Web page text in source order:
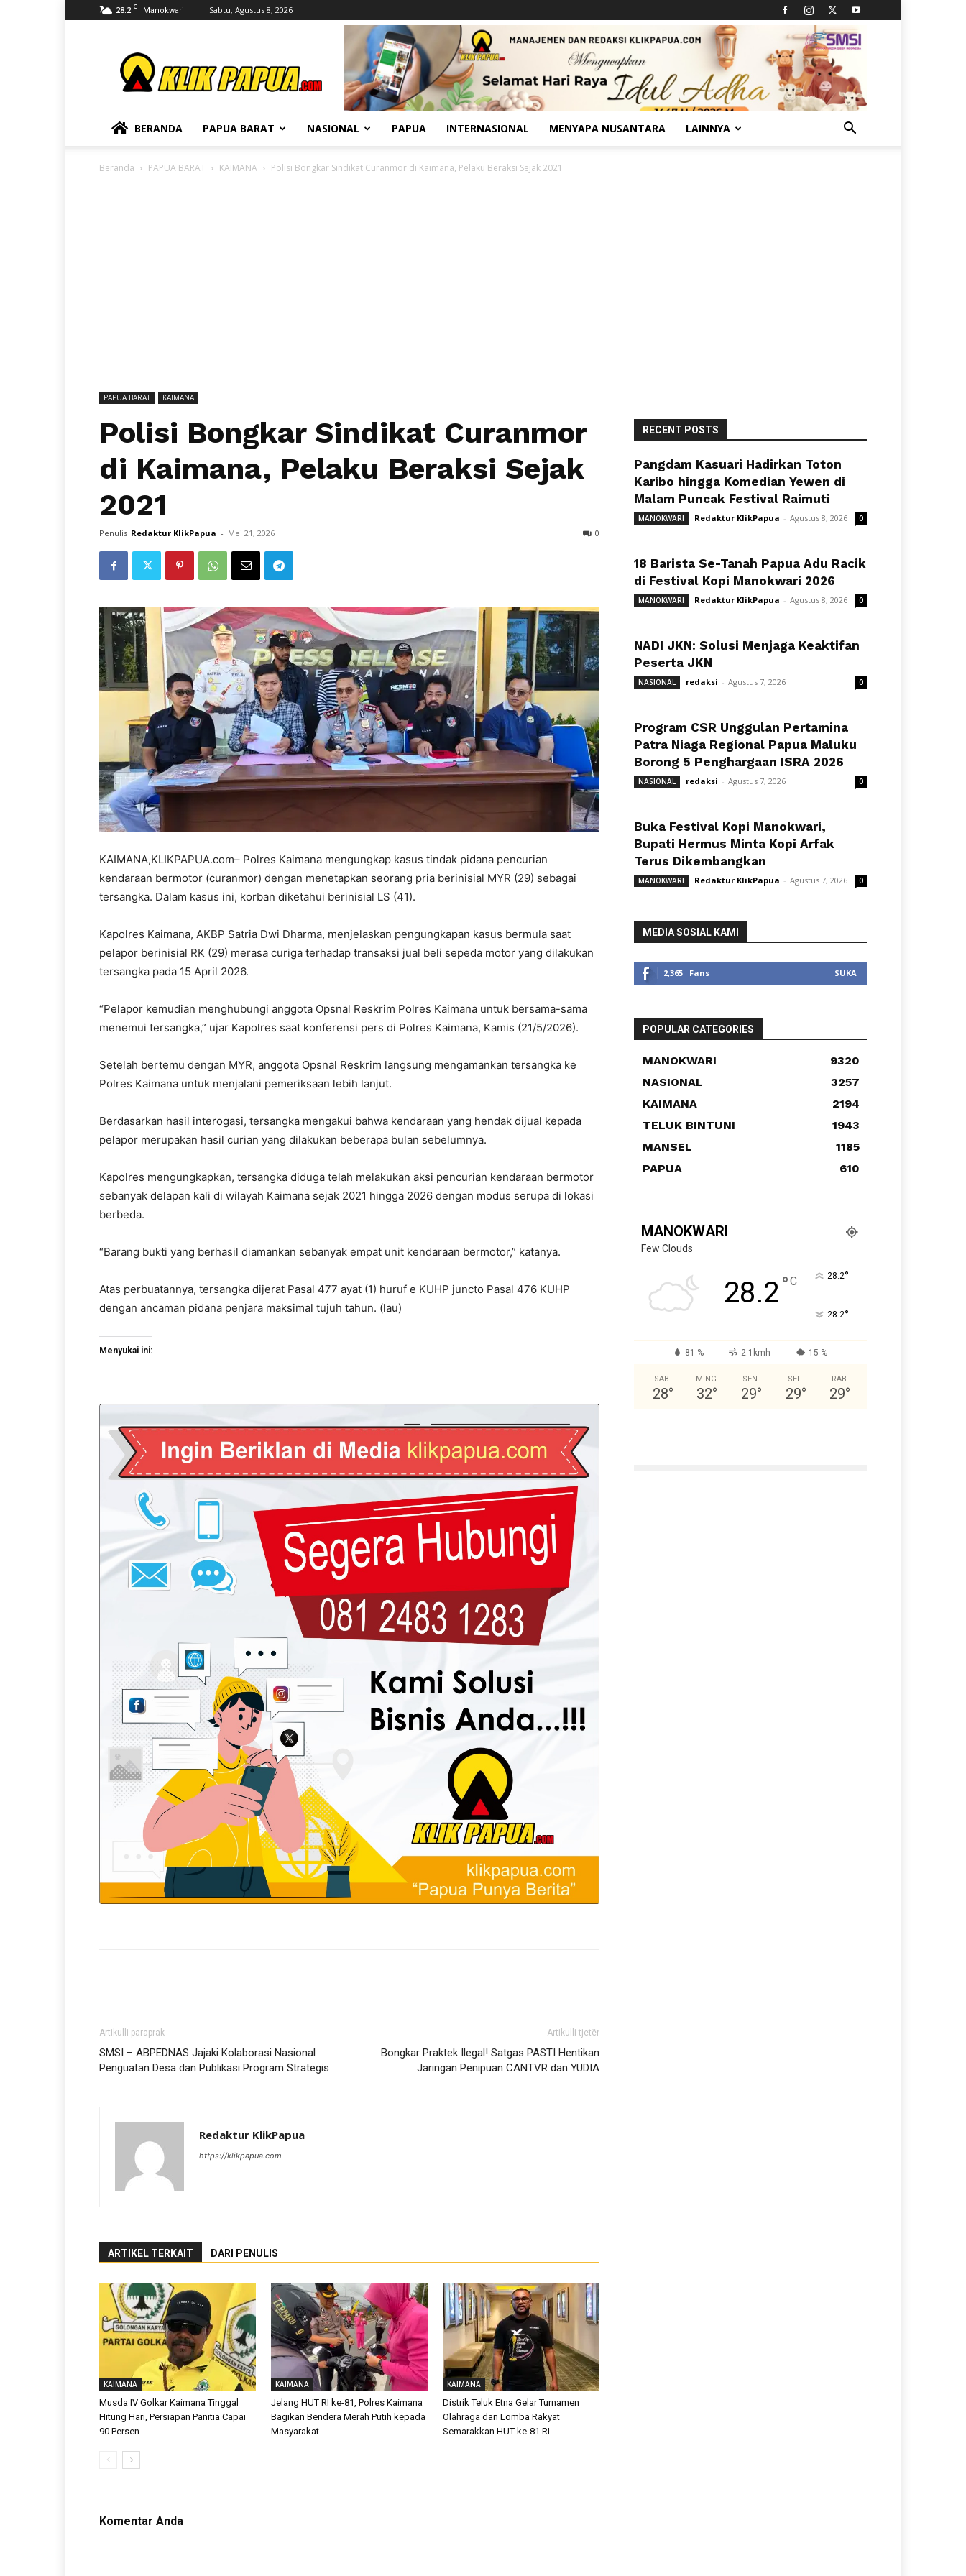
28.2 C Manokwari Sabtu, Agustus 8, 2026
BERANDA PAPUA BARAT NASIONAL PAPUA INTERNASIONAL MENYAPA NUSANTARA LAINNYA
Beranda PAPUA BARAT KAIMANA Polisi Bongkar Sindikat Curanmor di Kaimana, Pelaku Beraksi Sejak 2021
PAPUA BARAT KAIMANA
Polisi Bongkar Sindikat Curanmor
di Kaimana, Pelaku Beraksi Sejak
2021
Penulis Redaktur KlikPapua - Mei 21, 2026 0
KAIMANA,KLIKPAPUA.com– Polres Kaimana mengungkap kasus tindak pidana pencurian
kendaraan bermotor (curanmor) dengan menetapkan seorang pria berinisial MYR (29) sebagai
tersangka. Dalam kasus ini, korban diketahui berinisial LS (41).
Kapolres Kaimana, AKBP Satria Dwi Dharma, menjelaskan pengungkapan kasus bermula saat
pelapor berinisial RK (29) merasa curiga terhadap transaksi jual beli sepeda motor yang dilakukan
tersangka pada 15 April 2026.
“Pelapor kemudian menghubungi anggota Opsnal Reskrim Polres Kaimana untuk bersama-sama
menemui tersangka,” ujar Kapolres saat konferensi pers di Polres Kaimana, Kamis (21/5/2026).
Setelah bertemu dengan MYR, anggota Opsnal Reskrim langsung mengamankan tersangka ke
Polres Kaimana untuk menjalani pemeriksaan lebih lanjut.
Berdasarkan hasil interogasi, tersangka mengakui bahwa kendaraan yang hendak dijual kepada
pelapor merupakan hasil curian yang dilakukan beberapa bulan sebelumnya.
Kapolres mengungkapkan, tersangka diduga telah melakukan aksi pencurian kendaraan bermotor
sebanyak delapan kali di wilayah Kaimana sejak 2021 hingga 2026 dengan modus serupa di lokasi
berbeda.
“Barang bukti yang berhasil diamankan sebanyak empat unit kendaraan bermotor,” katanya.
Atas perbuatannya, tersangka dijerat Pasal 477 ayat (1) huruf e KUHP juncto Pasal 476 KUHP
dengan ancaman pidana penjara maksimal tujuh tahun. (lau)
Menyukai ini:
Artikulli paraprak
SMSI – ABPEDNAS Jajaki Kolaborasi Nasional
Penguatan Desa dan Publikasi Program Strategis
Artikulli tjetër
Bongkar Praktek Ilegal! Satgas PASTI Hentikan
Jaringan Penipuan CANTVR dan YUDIA
Redaktur KlikPapua
https://klikpapua.com
ARTIKEL TERKAIT DARI PENULIS
KAIMANA
Musda IV Golkar Kaimana Tinggal
Hitung Hari, Persiapan Panitia Capai
90 Persen
KAIMANA
Jelang HUT RI ke-81, Polres Kaimana
Bagikan Bendera Merah Putih kepada
Masyarakat
KAIMANA
Distrik Teluk Etna Gelar Turnamen
Olahraga dan Lomba Rakyat
Semarakkan HUT ke-81 RI
Komentar Anda
RECENT POSTS
Pangdam Kasuari Hadirkan Toton
Karibo hingga Komedian Yewen di
Malam Puncak Festival Raimuti
MANOKWARI Redaktur KlikPapua - Agustus 8, 2026 0
18 Barista Se-Tanah Papua Adu Racik
di Festival Kopi Manokwari 2026
MANOKWARI Redaktur KlikPapua - Agustus 8, 2026 0
NADI JKN: Solusi Menjaga Keaktifan
Peserta JKN
NASIONAL redaksi - Agustus 7, 2026 0
Program CSR Unggulan Pertamina
Patra Niaga Regional Papua Maluku
Borong 5 Penghargaan ISRA 2026
NASIONAL redaksi - Agustus 7, 2026 0
Buka Festival Kopi Manokwari,
Bupati Hermus Minta Kopi Arfak
Terus Dikembangkan
MANOKWARI Redaktur KlikPapua - Agustus 7, 2026 0
MEDIA SOSIAL KAMI
2,365 Fans SUKA
POPULAR CATEGORIES
MANOKWARI
9320
NASIONAL
3257
KAIMANA
2194
TELUK BINTUNI
1943
MANSEL
1185
PAPUA
610
MANOKWARI
Few Clouds
28.2°C 28.2°
28.2°
81 % 2.1kmh 15 %
SAB
28°
MING
32°
SEN
29°
SEL
29°
RAB
29°